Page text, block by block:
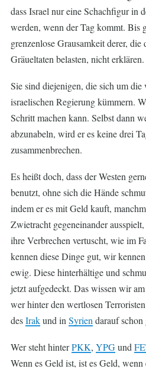
dass Israel nur eine Schachfigur in
werden, wenn der Tag kommt. Bis
grenzenlose Grausamkeit derer,
Gräueltaten belasten, nicht erklären.
Sie sind diejenigen, die sich um die
israelischen Regierung kümmern.
Schritt machen kann. Selbst dann
abzunabeln, wird er es keine drei
zusammenbrechen.
Es heißt doch, dass der Westen
benutzt, ohne sich die Hände
indem er es mit Geld kauft,
Zwietracht gegeneinander
ihre Verbrechen vertuscht, wie im
kennen diese Dinge gut, wir
ewig. Diese hinterhältige und
jetzt aufgedeckt. Das wissen wir
wer hinter den wertlosen
desIrakund in Syrien darauf schon
Wer steht hinterPKK, YPGund
Wenn es Geld ist, ist es Geld,